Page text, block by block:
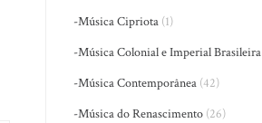
-Música Cipriota (1)
-Música Colonial e Imperial Brasileira
-Música Contemporânea (42)
-Música do Renascimento (26)